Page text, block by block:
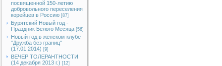
посвященной 150-летию
добровольного переселения
корейцев в Россию [87]
Бурятский Новый год -
Праздник Белого Месяца [56]
Новый год в женском клубе
"Дружба без границ"
(17.01.2014) [9]
ВЕЧЕР ТОЛЕРАНТНОСТИ
(14 декабря 2013 г.) [12]